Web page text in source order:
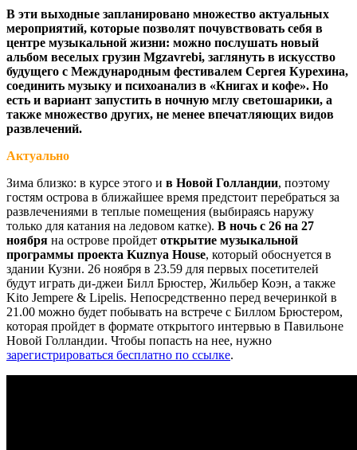
В эти выходные запланировано множество актуальных
мероприятий, которые позволят почувствовать себя в
центре музыкальной жизни: можно послушать новый
альбом веселых грузин Mgzavrebi, заглянуть в искусство
будущего с Международным фестивалем Сергея Курехина,
соединить музыку и психоанализ в «Книгах и кофе». Но
есть и вариант запустить в ночную мглу светошарики, а
также множество других, не менее впечатляющих видов
развлечений.
Актуально
Зима близко: в курсе этого и в Новой Голландии, поэтому
гостям острова в ближайшее время предстоит перебраться за
развлечениями в теплые помещения (выбираясь наружу
только для катания на ледовом катке). В ночь с 26 на 27
ноября на острове пройдет открытие музыкальной
программы проекта Kuznya House, который обоснуется в
здании Кузни. 26 ноября в 23.59 для первых посетителей
будут играть ди-джеи Билл Брюстер, Жильбер Коэн, а также
Kito Jempere & Lipelis. Непосредственно перед вечеринкой в
21.00 можно будет побывать на встрече с Биллом Брюстером,
которая пройдет в формате открытого интервью в Павильоне
Новой Голландии. Чтобы попасть на нее, нужно
зарегистрироваться бесплатно по ссылке.